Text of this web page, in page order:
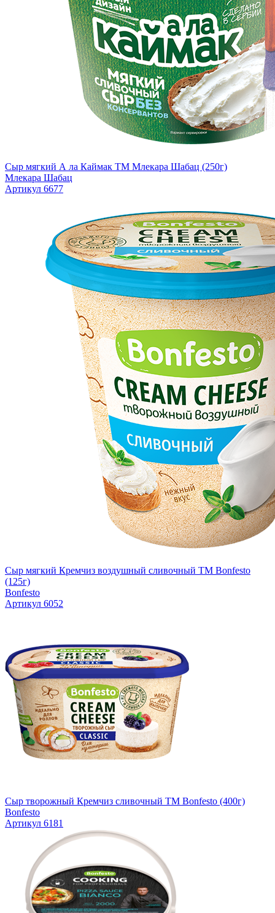
Сыр мягкий А ла Каймак TM Млекара Шабац (250г)
Млекара Шабац
Артикул 6677
Сыр мягкий Кремчиз воздушный сливочный ТМ Bonfesto
(125г)
Bonfesto
Артикул 6052
Сыр творожный Кремчиз сливочный ТМ Bonfesto (400г)
Bonfesto
Артикул 6181